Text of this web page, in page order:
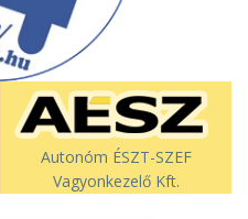
Autonóm ÉSZT-SZEF
Vagyonkezelő Kft.